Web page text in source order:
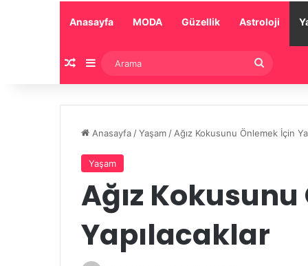
Anasayfa MODA Güzellik Astroloji
Rastgele Makale
Kenar Bölmesi
Anasayfa /Yaşam / Ağız Kokusunu Önlemek İçin
Yaşam
Ağız
Yapılacaklar